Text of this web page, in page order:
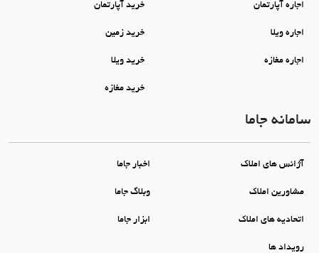
اجاره آپارتمان
اجاره ویلا
اجاره مغازه
خرید آپارتمان
خرید زمین
خرید ویلا
خرید مغازه
سامانه جاما
آژانس های املاک اخبار جاما
مشاورین املاک وبلاگ جاما
اتحادیه های املاک ابزار جاما
رویداد ها